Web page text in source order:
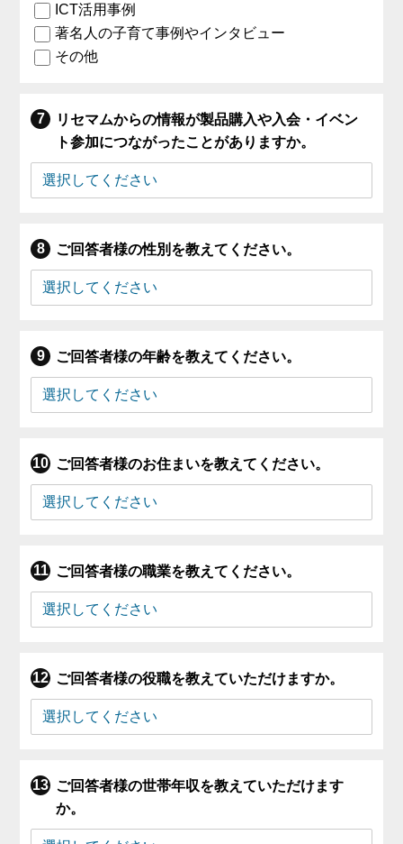
ICT活用事例
著名人の子育て事例やインタビュー
その他
リセマムからの情報が製品購入や入会・イベン
ト参加につながったことがありますか。
ご回答者様の性別を教えてください。
ご回答者様の年齢を教えてください。
ご回答者様のお住まいを教えてください。
ご回答者様の職業を教えてください。
ご回答者様の役職を教えていただけますか。
ご回答者様の世帯年収を教えていただけます
か。